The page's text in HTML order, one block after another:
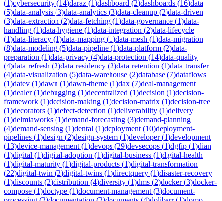
(1)cybersecurity (14)daraz (1)dashboard (2)dashboards (16)data
(5)data-analysis (3)data-analytics (3)data-cleanup (2)data-driven
(3)data-extraction (2)data-fetching (1)data-governance (1)data-
handling (1)data-hygiene (1)data-integration (2)data-lifecycle
(1)data-literacy (1)data-mapping (1)data-mesh (1)data-migration
(8)data-modeling (5)data-pipeline (1)data-platform (2)data-
preparation (1)data-privacy (4)data-protection (14)data-quality
(4)data-refresh (2)data-residency (2)data-retention (1)data-transfer
(4)data-visualization (5)data-warehouse (2)database (7)dataflows
(1)datev (1)dawn (1)dawn-theme (1)dax (7)deal-management
(1)dealer(1)debugging (1)decentralized (1)decision (1)decision-
framework (1)decision-making (1)decision-matrix (1)decision-tree
(1)decorators (1)defect-detection (1)deliverability (1)delivery
(1)delmiaworks (1)demand-forecasting (3)demand-planning
(4)demand-sensing (1)dental (1)deployment (10)deployment-
pipelines (1)design (2)design-system (1)developer(1)development
(13)device-management (1)devops (29)devsecops (1)dgfip (1)dian
(1)digital (1)digital-adoption (1)digital-business (1)digital-health
(1)digital-maturity (1)digital-products (1)digital-transformation
(22)digital-twin (2)digital-twins (1)directquery (1)disaster-recovery
(1)discounts (2)distribution (4)diversity (1)dms (2)docker(3)docker-
compose (1)doctype (1)document-management (3)document-